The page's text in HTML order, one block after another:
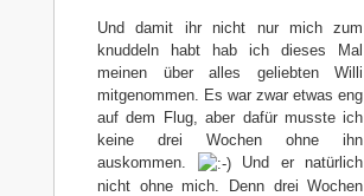
Und damit ihr nicht nur mich zum
knuddeln habt hab ich dieses Mal
meinen über alles geliebten Willi
mitgenommen. Es war zwar etwas eng
auf dem Flug, aber dafür musste ich
keine drei Wochen ohne ihn
auskommen.
Und er natürlich
nicht ohne mich. Denn drei Wochen